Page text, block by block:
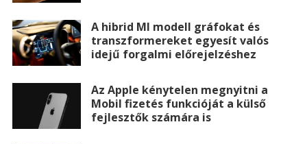
A hibrid MI modell gráfokat és
transzformereket egyesít valós
idejű forgalmi előrejelzéshez
Az Apple kénytelen megnyitni a
Mobil fizetés funkcióját a külső
fejlesztők számára is